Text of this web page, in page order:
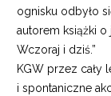
ognisku odbyło
autorem książki o
Wczoraj i dziś.”
KGW przez cały
i spontaniczne